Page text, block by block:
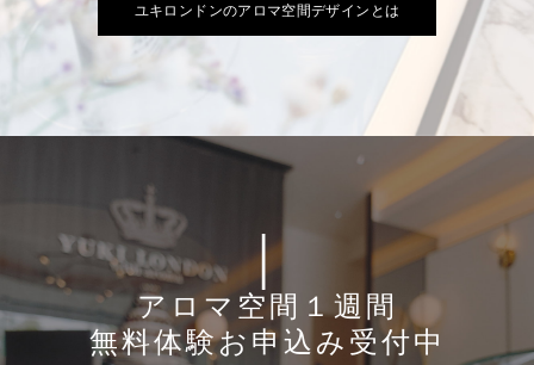
ユキロンドンのアロマ空間デザインとは
│
アロマ空間１週間
​無料体験お申込み受付中